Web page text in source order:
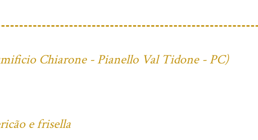
Chiarone - Pianello Val Tidone - PC)
e frisella